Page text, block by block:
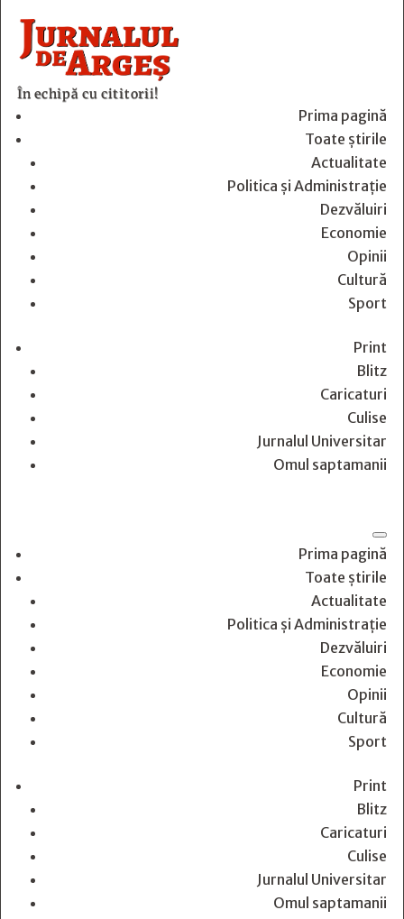
În echipă cu cititorii!
Prima pagină
Toate știrile
Actualitate
Politica și Administrație
Dezvăluiri
Economie
Opinii
Cultură
Sport
Print
Blitz
Caricaturi
Culise
Jurnalul Universitar
Omul saptamanii
Prima pagină
Toate știrile
Actualitate
Politica și Administrație
Dezvăluiri
Economie
Opinii
Cultură
Sport
Print
Blitz
Caricaturi
Culise
Jurnalul Universitar
Omul saptamanii